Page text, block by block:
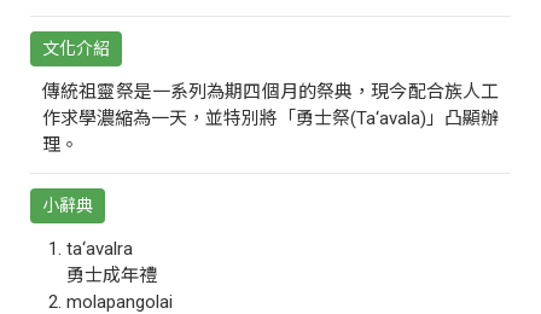
文化介紹
傳統祖靈祭是一系列為期四個月的祭典，現今配合族人工
作求學濃縮為一天，並特別將「勇士祭(Ta‘avala)」凸顯辦
理。
小辭典
ta‘avalra
勇士成年禮
molapangolai